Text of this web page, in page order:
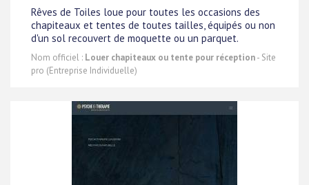
Rêves de Toiles loue pour toutes les occasions des
chapiteaux et tentes de toutes tailles, équipés ou non
d'un sol recouvert de moquette ou un parquet.
Nom officiel : Louer chapiteaux ou tente pour réception- Site
pro (Entreprise Individuelle)